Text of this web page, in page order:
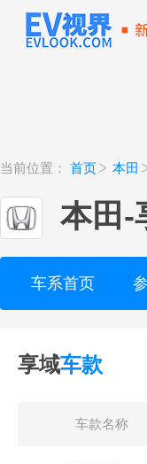
当前位置： 首页 本田
本田 -
车系首页
享域车款
车款名称